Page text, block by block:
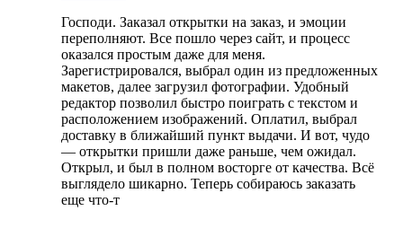
Господи. Заказал открытки на заказ, и эмоции
переполняют. Все пошло через сайт, и процесс
оказался простым даже для меня.
Зарегистрировался, выбрал один из предложенных
макетов, далее загрузил фотографии. Удобный
редактор позволил быстро поиграть с текстом и
расположением изображений. Оплатил, выбрал
доставку в ближайший пункт выдачи. И вот, чудо
— открытки пришли даже раньше, чем ожидал.
Открыл, и был в полном восторге от качества. Всё
выглядело шикарно. Теперь собираюсь заказать
еще что-т